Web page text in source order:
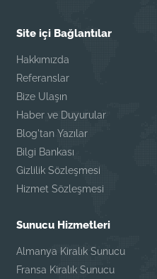
Site içi Bağlantılar
Hakkımızda
Referanslar
Bize Ulaşın
Haber ve Duyurular
Blog'tan Yazılar
Bilgi Bankası
Gizlilik Sözleşmesi
Hizmet Sözleşmesi
Sunucu Hizmetleri
Almanya Kiralık Sunucu
Fransa Kiralık Sunucu